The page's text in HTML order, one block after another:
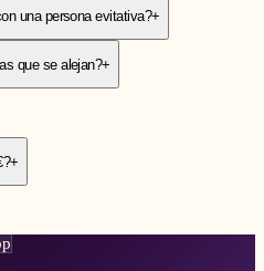
una persona evitativa?+
que se alejan?+
+